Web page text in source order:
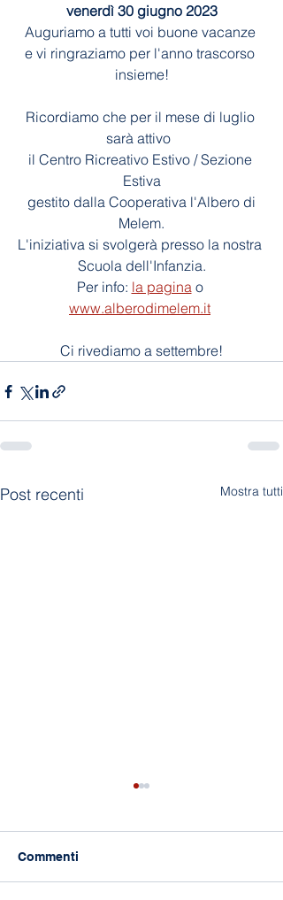
venerdì 30 giugno 2023
Auguriamo a tutti voi buone vacanze
e vi ringraziamo per l'anno trascorso
insieme!
Ricordiamo che per il mese di luglio
sarà attivo
il Centro Ricreativo Estivo / Sezione
Estiva
Melem.
L'iniziativa si svolgerà presso la nostra
Scuola dell'Infanzia.
Per info: la pagina o
www.alberodimelem.it
Ci rivediamo a settembre!
Post recenti Mostra tutti
Commenti